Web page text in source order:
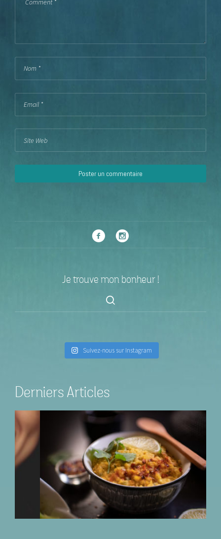
Je trouve mon bonheur !
Suivez-nous sur Instagram
Derniers Articles